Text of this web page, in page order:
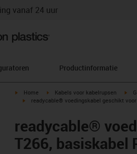
vanaf 24 uur
Productinformatie
igus-icon-arrow-right
Home igus-icon-arrow-right
Kabels voor kabelrupsen
igus-icon-arrow-right
readycable® voedingskabel geschikt voor
readycable®
T266, basiskabel